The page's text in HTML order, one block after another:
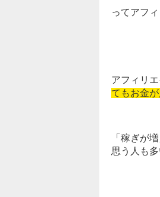
ってアフ
アフィリ
てもお金
「稼ぎが
思う人も多